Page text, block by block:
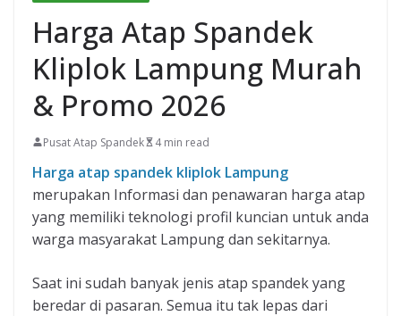
Harga Atap Spandek
Kliplok Lampung Murah
& Promo 2026
Pusat Atap Spandek 4 min read
Harga atap spandek kliplok Lampung
merupakan Informasi dan penawaran harga atap
yang memiliki teknologi profil kuncian untuk anda
warga masyarakat Lampung dan sekitarnya.
Saat ini sudah banyak jenis atap spandek yang
beredar di pasaran. Semua itu tak lepas dari